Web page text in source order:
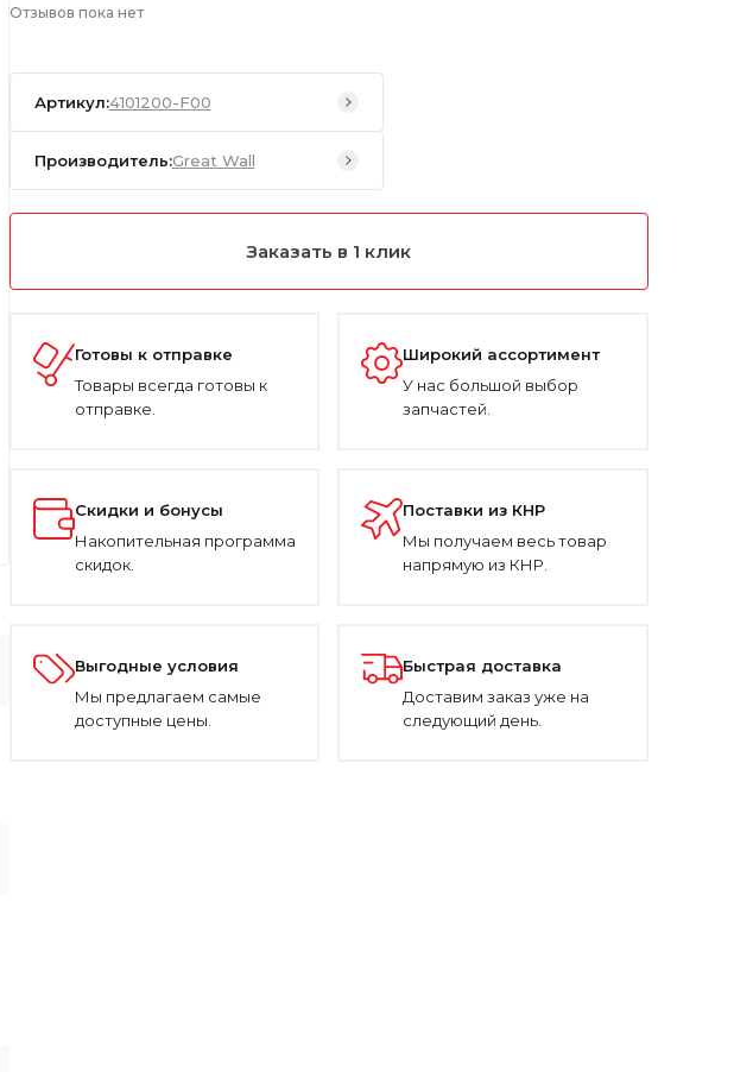
Отзывов пока нет
Артикул:4101200-F00
Производитель:Great Wall
Заказать в 1 клик
Готовы к отправке
Товары всегда готовы к
отправке.
Широкий ассортимент
У нас большой выбор
запчастей.
Скидки и бонусы
Накопительная программа
скидок.
Поставки из КНР
Мы получаем весь товар
напрямую из КНР.
Выгодные условия
Мы предлагаем самые
доступные цены.
Быстрая доставка
Доставим заказ уже на
следующий день.